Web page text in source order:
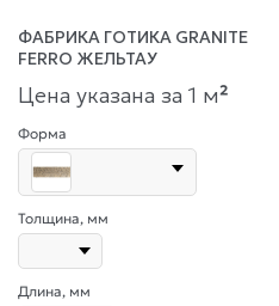
ФАБРИКА ГОТИКА GRANITE
FERRO ЖЕЛЬТАУ
Цена указана за 1 м²
Форма
Толщина, мм
Длина, мм